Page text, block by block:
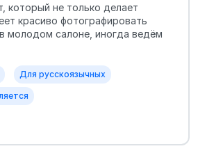
который не только делает
красиво фотографировать
молодом салоне, иногда ведём
Для русскоязычных